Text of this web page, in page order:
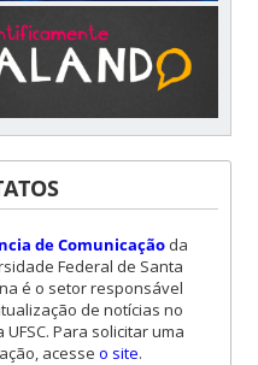
de Comunicaçãoda
Federal de Santa
é o setor responsável
de notícias no
UFSC. Para solicitar uma
acesse o site.